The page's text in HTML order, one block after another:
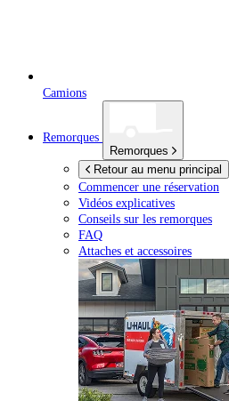
Camions
Remorques
Remorques
Retour au menu principal
Commencer une réservation
Vidéos explicatives
Conseils sur les remorques
FAQ
Attaches et accessoires